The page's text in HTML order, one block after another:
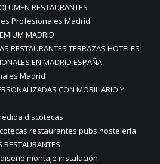
RESTAURANTES
Profesionales Madrid
MADRID
RESTAURANTES TERRAZAS HOTELES
EN MADRID ESPAÑA
Madrid
CON MOBILIARIO Y
discotecas
restaurantes pubs hostelería
RESTAURANTES
montaje instalación